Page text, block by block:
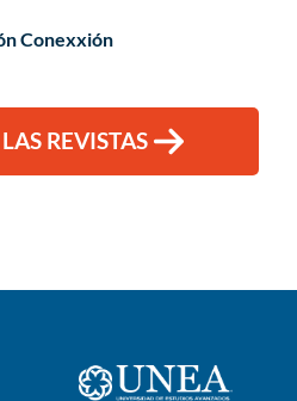
Conexxión
REVISTAS